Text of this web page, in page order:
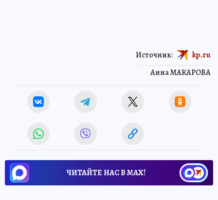
Анна МАКАРОВА
Источник: kp.ru
ЧИТАЙТЕ НАС В МАХ!